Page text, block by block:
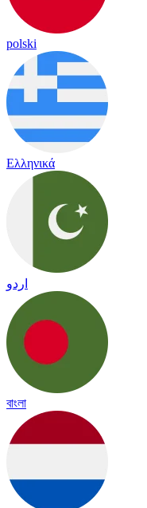
polski
Ελληνικά
اردو
বাংলা